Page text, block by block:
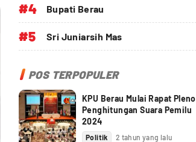
#4 Bupati Berau
#5 Sri Juniarsih Mas
POS TERPOPULER
KPU Berau Mulai Rapat Pleno
Penghitungan Suara Pemilu
2024
Politik 2 tahun yang lalu